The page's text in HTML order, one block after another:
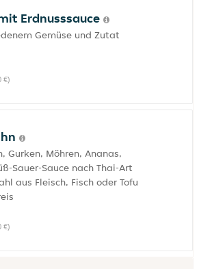
Erdnusssauce
Gemüse und Zutat
€)
Gurken, Möhren, Ananas,
Sauer-Sauce nach Thai-Art
aus Fleisch, Fisch oder Tofu
€)